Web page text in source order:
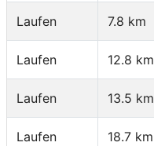
Laufen 7.8 km
Laufen 12.8 km
Laufen 13.5 km
Laufen 18.7 km